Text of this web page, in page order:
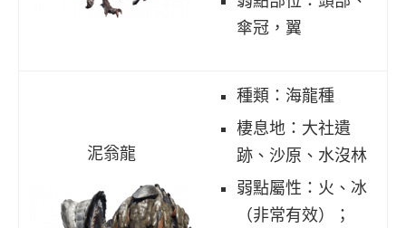
傘冠，翼
泥翁龍
種類：海龍種
棲息地：大社遺
跡、沙原、水沒林
弱點屬性：火、冰
（非常有效）；